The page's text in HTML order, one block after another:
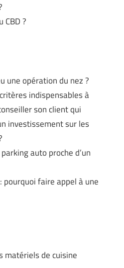
CBD ?
une opération du nez ?
indispensables à
son client qui
investissement sur les
auto proche d’un
pourquoi faire appel à une
matériels de cuisine